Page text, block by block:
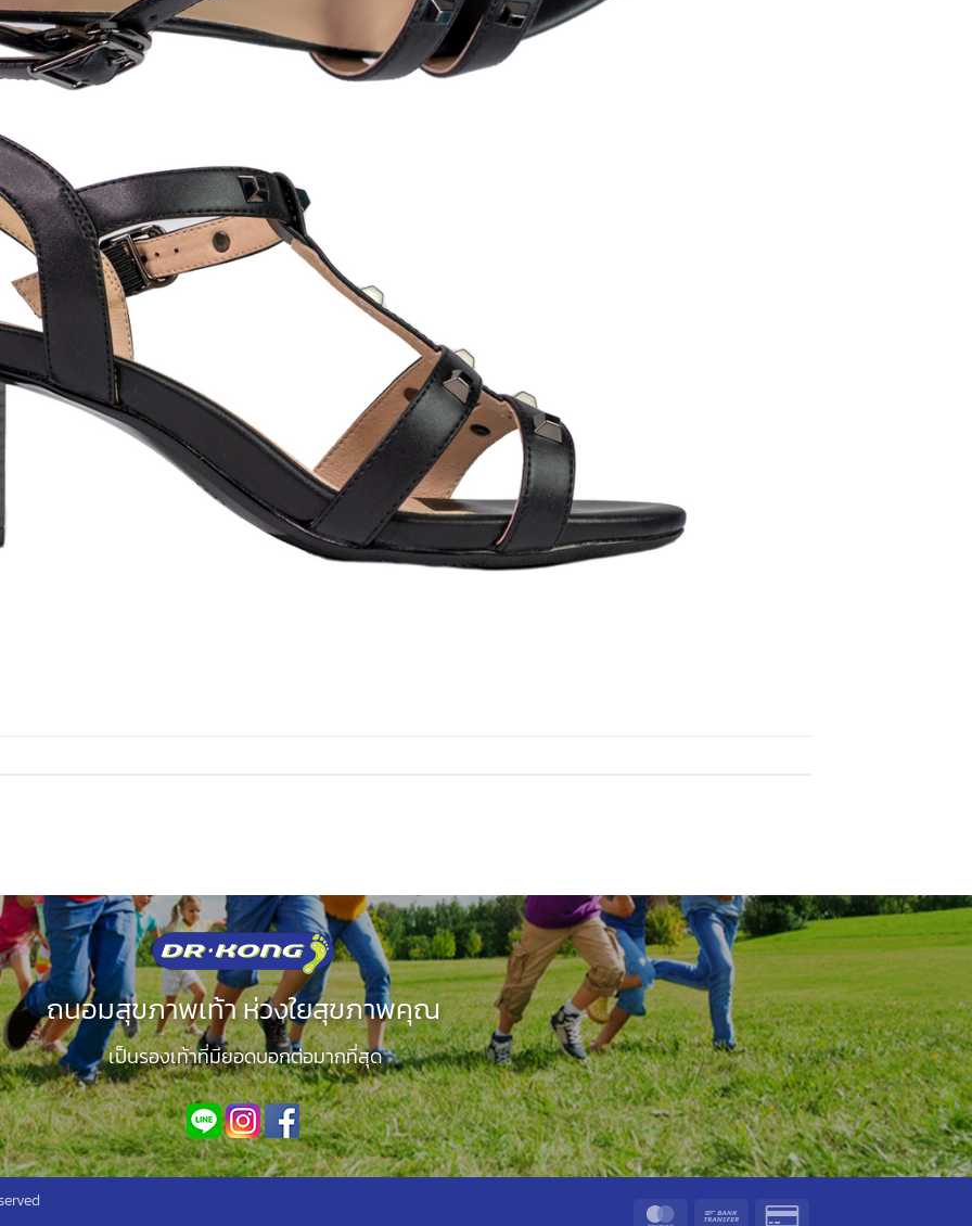
ถนอมสุขภาพเท้า ห่วงใยสุขภาพคุณ
เป็นรองเท้าที่มียอดบอกต่อมากที่สุด
MasterCard Bank